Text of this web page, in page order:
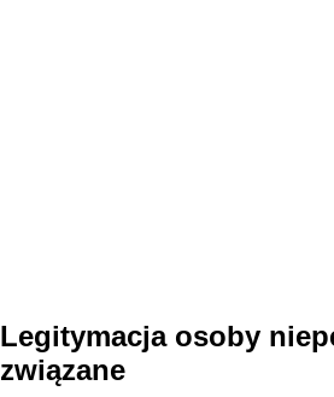
Legitymacja osoby
związane